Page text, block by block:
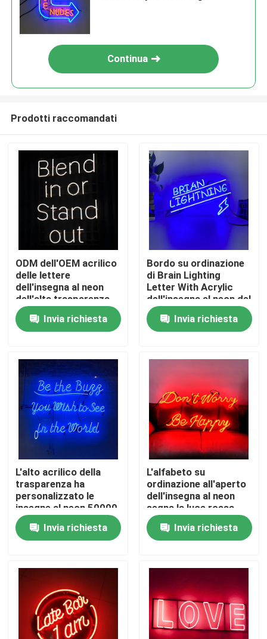
Casa
Prodotti
Circa noi
Giro della fabbrica
Controllo di qualità
Contattici
Richieda una citazione
Segno della lettera di Manica
Segno retroilluminato della lettera
Continua
Prodotti raccomandati
ODM dell'OEM acrilico
delle lettere
dell'insegna al neon
dell'alta trasparenza
Invia richiesta
Bordo su ordinazione
di Brain Lighting
Letter With Acrylic
dell'insegna al neon del
drop shipping
Invia richiesta
L'alto acrilico della
trasparenza ha
personalizzato le
insegne al neon 50000
ore di vita
Invia richiesta
L'alfabeto su
ordinazione all'aperto
dell'insegna al neon
segna la luce rossa
con lettere 12VDC
Invia richiesta